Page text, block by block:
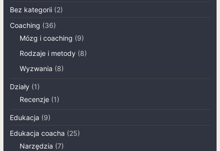
Bez kategorii(2)
Coaching (36)
Mózg i coaching (9)
Rodzaje i metody(8)
Wyzwania (8)
Działy(1)
Recenzje(1)
Edukacja (9)
Edukacja coacha (25)
Narzędzia (7)